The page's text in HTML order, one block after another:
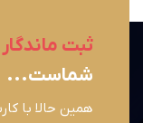
ثبت ماندگار
شماست...
همین حالا با